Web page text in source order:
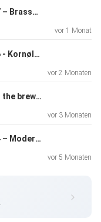
Das aktuelle Bierstudio Ep. 97 – Brasserie Bendorf feat. Jeremy
vor 1 Monat
Das aktuelle Bierstudio Ep. 96 - Kornølfesten feat. Ivar, Kjetil and Lars
vor 2 Monaten
DaB95: Out of the woods, into the brew - Spring feat. Xavier Tortosa
vor 3 Monaten
Das aktuelle Bierstudio Ep. 94 – Modern and traditional brewing feat. Xavier Tortosa Pt. 2
vor 5 Monaten